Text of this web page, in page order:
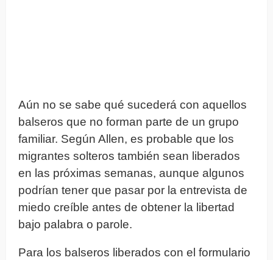
Aún no se sabe qué sucederá con aquellos
balseros que no forman parte de un grupo
familiar. Según Allen, es probable que los
migrantes solteros también sean liberados
en las próximas semanas, aunque algunos
podrían tener que pasar por la entrevista de
miedo creíble antes de obtener la libertad
bajo palabra o parole.
Para los balseros liberados con el formulario